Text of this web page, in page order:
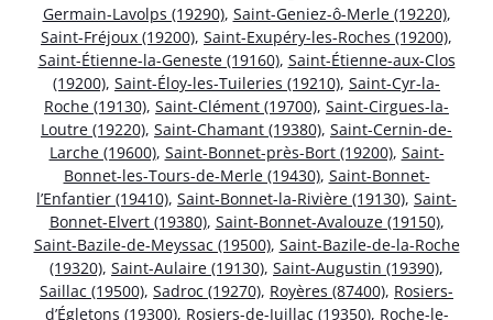
Germain-Lavolps (19290), Saint-Geniez-ô-Merle (19220),
Saint-Fréjoux (19200), Saint-Exupéry-les-Roches (19200),
Saint-Étienne-la-Geneste (19160), Saint-Étienne-aux-Clos
(19200), Saint-Éloy-les-Tuileries (19210), Saint-Cyr-la-
Roche (19130), Saint-Clément (19700), Saint-Cirgues-la-
Loutre (19220), Saint-Chamant (19380), Saint-Cernin-de-
Larche (19600), Saint-Bonnet-près-Bort (19200), Saint-
Bonnet-les-Tours-de-Merle (19430), Saint-Bonnet-
l’Enfantier (19410), Saint-Bonnet-la-Rivière (19130), Saint-
Bonnet-Elvert (19380), Saint-Bonnet-Avalouze (19150),
Saint-Bazile-de-Meyssac (19500), Saint-Bazile-de-la-Roche
(19320), Saint-Aulaire (19130), Saint-Augustin (19390),
Saillac (19500), Sadroc (19270), Royères (87400), Rosiers-
d’Égletons (19300), Rosiers-de-Juillac (19350), Roche-le-